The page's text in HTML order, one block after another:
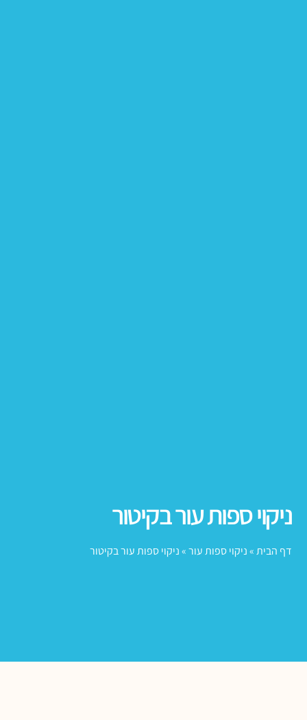
ניקוי ספות עור בקיטור
דף הבית»ניקוי ספות עור»ניקוי ספות עור בקיטור